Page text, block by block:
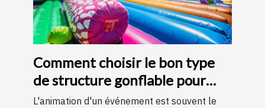
Comment choisir le bon type
de structure gonflable pour
votre événement
L'animation d'un événement est souvent le